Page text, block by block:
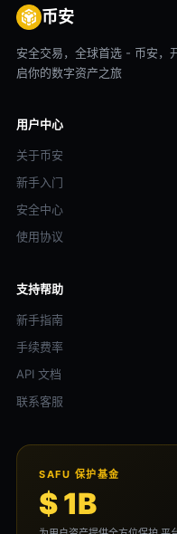
币安
安全交易，全球首选 - 币安，
启你的数字资产之旅
用户中心
关于币安
新手入门
安全中心
使用协议
支持帮助
新手指南
手续费率
API 文档
联系客服
SAFU 保护基金
$ 1B